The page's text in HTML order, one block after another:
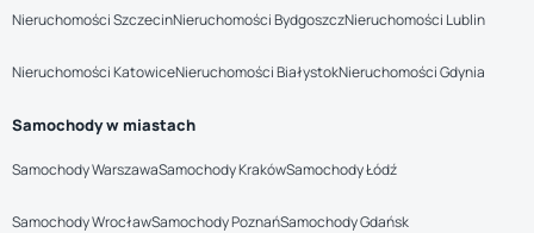
Nieruchomości SzczecinNieruchomości BydgoszczNieruchomości Lublin
Nieruchomości KatowiceNieruchomości BiałystokNieruchomości Gdynia
Samochody w miastach
Samochody WarszawaSamochody KrakówSamochody Łódź
Samochody WrocławSamochody PoznańSamochody Gdańsk